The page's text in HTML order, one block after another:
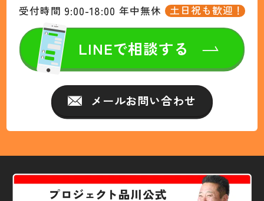
受付時間 9:00-18:00 年中無休 土日祝も歓迎！
LINEで相談する
メールお問い合わせ